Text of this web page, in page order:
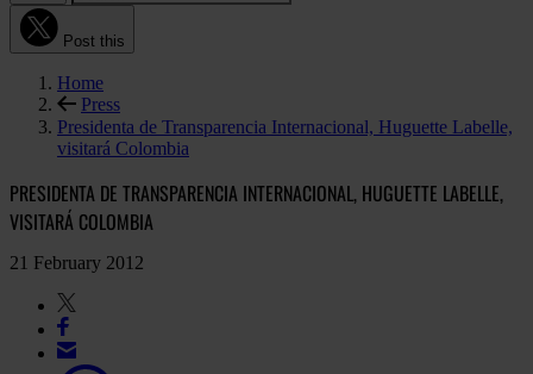
Post this
Home
Press
Presidenta de Transparencia Internacional, Huguette Labelle,
visitará Colombia
PRESIDENTA DE TRANSPARENCIA INTERNACIONAL, HUGUETTE LABELLE,
VISITARÁ COLOMBIA
21 February 2012